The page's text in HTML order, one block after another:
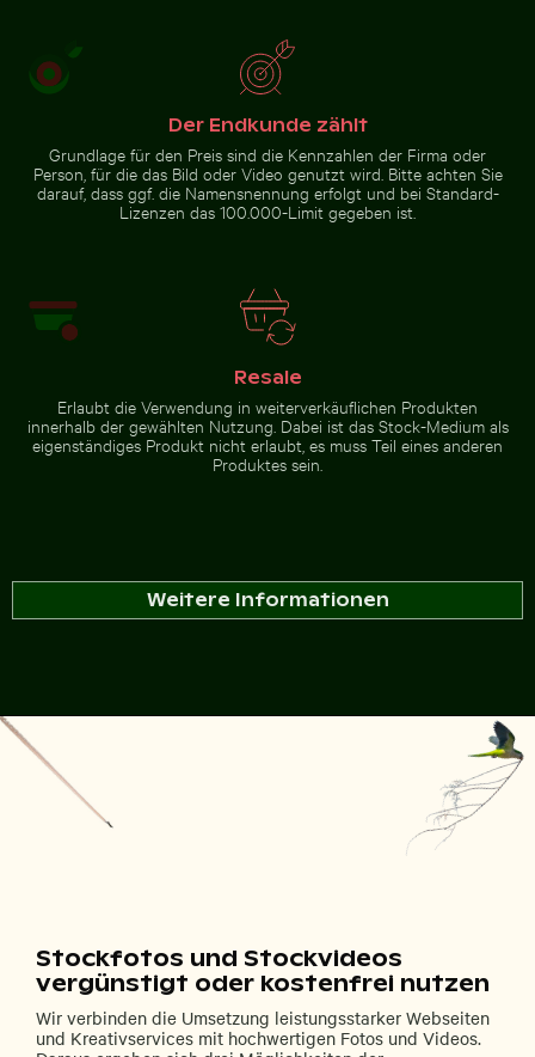
Holzpfosten
am Meer
Zur Stock-Kollektion
Der Endkunde zählt
Grundlage für den Preis sind die Kennzahlen der Firma oder
Person, für die das Bild oder Video genutzt wird. Bitte achten Sie
darauf, dass ggf. die Namensnennung erfolgt und bei Standard-
Lizenzen das 100.000-Limit gegeben ist.
Resale
Erlaubt die Verwendung in weiterverkäuflichen Produkten
innerhalb der gewählten Nutzung. Dabei ist das Stock-Medium als
eigenständiges Produkt nicht erlaubt, es muss Teil eines anderen
Produktes sein.
Weitere Informationen
Stockfotos und Stockvideos
vergünstigt oder kostenfrei nutzen
Wir verbinden die Umsetzung leistungsstarker Webseiten
und Kreativservices mit hochwertigen Fotos und Videos.